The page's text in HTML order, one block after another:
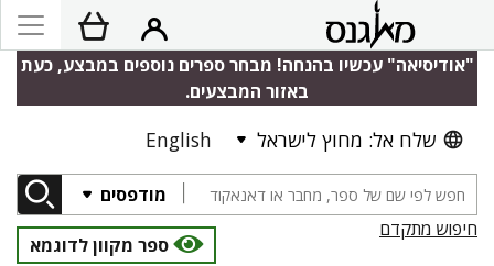
"אודיסיאה" עכשיו בהנחה! מבחר ספרים נוספים במבצע, כעת
באזור המבצעים.
שלח אל: מחוץ לישראל English
מודפסים
חיפוש מתקדם
ספר מקוון לדוגמא